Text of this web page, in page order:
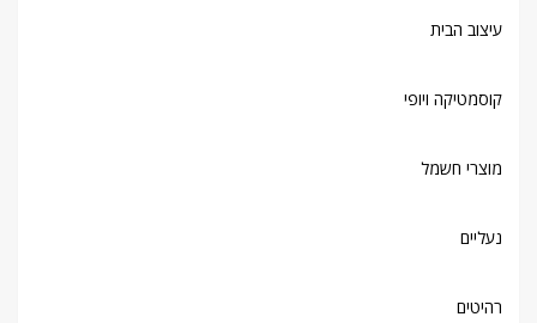
עיצוב הבית
קוסמטיקה ויופי
מוצרי חשמל
נעליים
רהיטים